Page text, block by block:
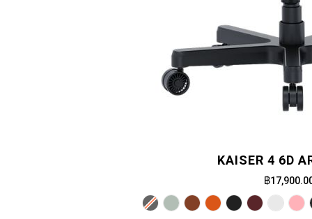
KAISER 4 6D
฿